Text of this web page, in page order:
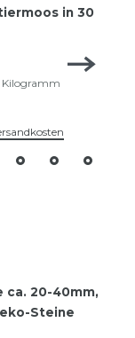
in 30
Kilogramm
ca. 20-40mm,
Steine